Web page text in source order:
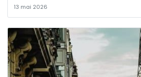
13 mai 2026